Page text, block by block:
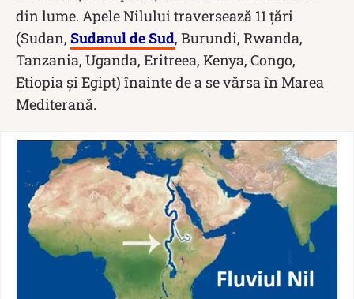
din lume. Apele Nilului traversează 11 țări
(Sudan, Sudanul de Sud, Burundi, Rwanda,
Tanzania, Uganda, Eritreea, Kenya, Congo,
Etiopia şi Egipt) înainte de a se vărsa în Marea
Mediterană.